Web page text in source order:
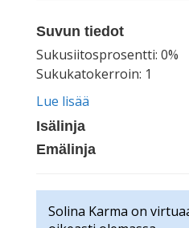
Suvun tiedot
Sukusiitosprosentti: 0%
Sukukatokerroin: 1
Lue lisää
Isälinja
Emälinja
Solina Karma on